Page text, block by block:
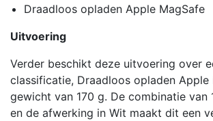
Draadloos opladen Apple MagSafe
Uitvoering
Verder beschikt deze uitvoering over
classificatie, Draadloos opladen Apple
gewicht van 170 g. De combinatie van
en de afwerking in Wit maakt dit een